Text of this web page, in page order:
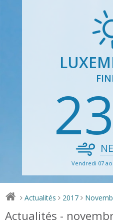
23
NE
Vendredi 07
> Actualités > 2017 >
Actualités -